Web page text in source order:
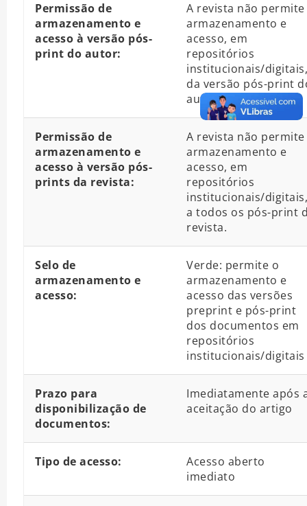
Permissão de
armazenamento e
acesso à versão pós-
print do autor:
A revista não
armazenamento e
acesso, em
repositórios
institucionais/digitais,
da versão pós-print
autor
Permissão de
armazenamento e
acesso à versão pós-
prints da revista:
A revista não
armazenamento e
acesso, em
repositórios
institucionais/digitais,
a todos os pós-print
revista.
Selo de
armazenamento e
acesso:
Verde: permite o
armazenamento e
acesso das versões
preprint e pós-print
dos documentos em
repositórios
institucionais/digitais
Prazo para
disponibilização de
documentos:
Imediatamente após
aceitação do artigo
Tipo de acesso:
Acesso aberto
imediato